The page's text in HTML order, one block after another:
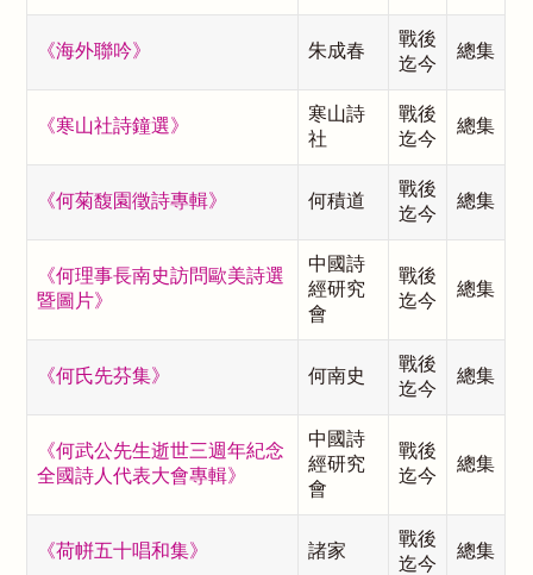
《海外聯吟》 朱成春
戰後
迄今
總集
《寒山社詩鐘選》
寒山詩
社
戰後
迄今
總集
《何菊馥園徵詩專輯》 何積道
戰後
迄今
總集
《何理事長南史訪問歐美詩選
暨圖片》
中國詩
經研究
會
戰後
迄今
總集
《何氏先芬集》 何南史
戰後
迄今
總集
《何武公先生逝世三週年紀念
全國詩人代表大會專輯》
中國詩
經研究
會
戰後
迄今
總集
《荷帡五十唱和集》 諸家
戰後
迄今
總集